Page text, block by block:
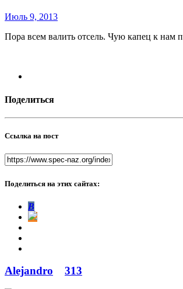
Июль 9, 2013
Пора всем валить отсель. Чую капец к нам
Поделиться
Ссылка на пост
Поделиться на этих сайтах:
В
Alejandro 313